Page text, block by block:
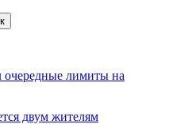
лимиты на
двум жителям